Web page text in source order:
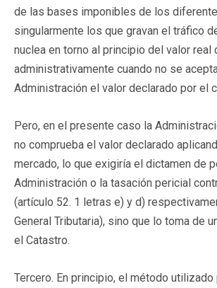
de las bases imponibles de los
singularmente los que gravan el tráfico
nuclea en torno al principio del valor real
administrativamente cuando no se
Administración el valor declarado por el
Pero, en el presente caso la
no comprueba el valor declarado
mercado, lo que exigiría el dictamen de
Administración o la tasación pericial
(artículo 52. 1 letras e) y d)
General Tributaria), sino que lo toma de
el Catastro.
Tercero. En principio, el método utilizado